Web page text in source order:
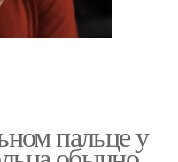
пальце у